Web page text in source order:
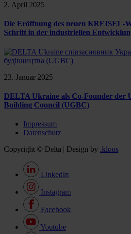
2. April 2025
Die Eröffnung des neuen KREISEL-
Schritt in der industriellen
23. Januar 2025
DELTA Ukraine als Co-Founder der
Building Council (UGBC)
Impressum
Datenschutz
Copyright © Delta | Design by .kloos
LinkedIn
Instagram
Facebook
Youtube